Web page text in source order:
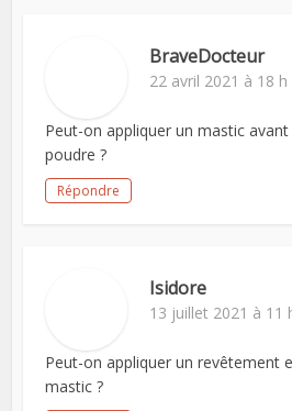
BraveDocteur
22 avril 2021 à 18
Peut-on appliquer un mastic
poudre ?
Répondre
Isidore
13 juillet 2021 à 11
Peut-on appliquer un revêtement
mastic ?